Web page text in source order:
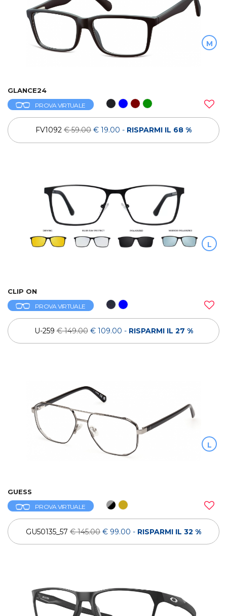
M
GLANCE24
PROVA VIRTUALE
FV1092 € 59.00 € 19.00 - RISPARMI IL 68 %
L
CLIP ON
PROVA VIRTUALE
U-259€ 149.00 € 109.00 - RISPARMI IL 27 %
L
GUESS
PROVA VIRTUALE
GU50135_57 € 145.00 € 99.00 - RISPARMI IL 32 %